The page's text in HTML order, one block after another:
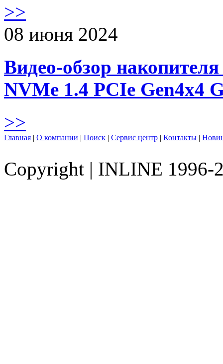
>>
08 июня 2024
Видео-обзор
NVMe 1.4 PCIe Gen4х4
>>
Главная | О компании | Поиск | Сервис центр | Контакты |
Copyright | INLINE 1996-